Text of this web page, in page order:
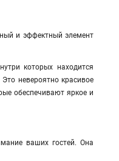
и эффектный элемент
которых находится
невероятно красивое
обеспечивают яркое и
ваших гостей. Она